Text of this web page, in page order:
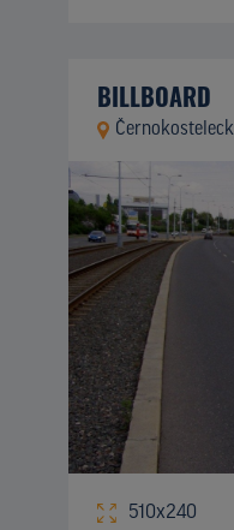
BILLBOARD
510x240